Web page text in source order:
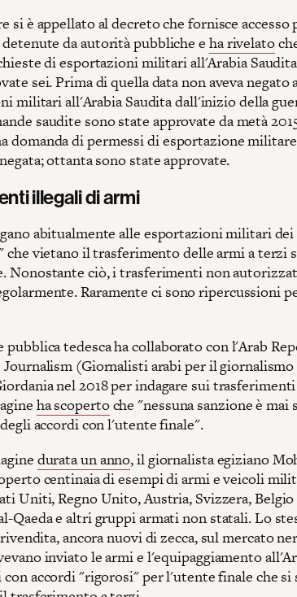
si è appellato al decreto che fornisce accesso
da autorità pubbliche e ha rivelato
di esportazioni militari all'Arabia Saudita
sei. Prima di quella data non aveva negato
militari all'Arabia Saudita dall'inizio della
saudite sono state approvate da metà
domanda di permessi di esportazione
ottanta sono state approvate.
illegali di armi
abitualmente alle esportazioni militari
che vietano il trasferimento delle armi a terzi
Nonostante ciò, i trasferimenti non
Raramente ci sono ripercussioni
tedesca ha collaborato con l'Arab
(Giornalisti arabi per il
nel 2018 per indagare sui
ha scopertoche "nessuna sanzione è mai
accordi con l'utente finale".
durata un anno, il giornalista egiziano
centinaia di esempi di armi e veicoli
Uniti, Regno Unito, Austria, Svizzera,
Qaeda e altri gruppi armati non statali. Lo
ancora nuovi di zecca, sul mercato
inviato le armi e l'equipaggiamento
accordi "rigorosi" per l'utente finale che si